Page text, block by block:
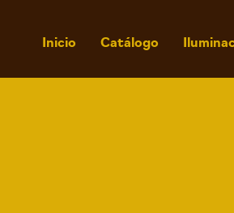
Inicio Catálogo